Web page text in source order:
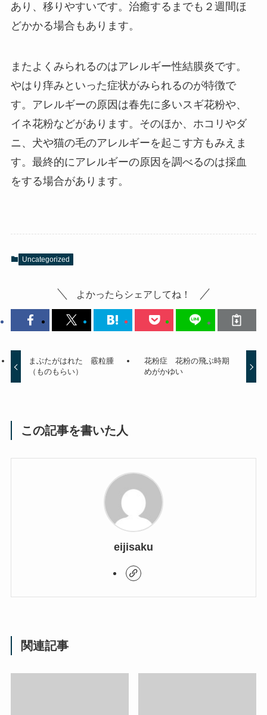
あり、移りやすいです。治癒するまでも２週間ほ
どかかる場合もあります。
またよくみられるのはアレルギー性結膜炎です。
やはり痒みといった症状がみられるのが特徴で
す。アレルギーの原因は春先に多いスギ花粉や、
イネ花粉などがあります。そのほか、ホコリやダ
ニ、犬や猫の毛のアレルギーを起こす方もみえま
す。最終的にアレルギーの原因を調べるのは採血
をする場合があります。
Uncategorized
よかったらシェアしてね！
まぶたがはれた 霰粒腫
（ものもらい）
花粉症 花粉の飛ぶ時期
めがかゆい
この記事を書いた人
eijisaku
関連記事